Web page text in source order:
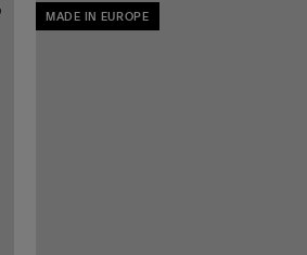
MADE IN EUROPE